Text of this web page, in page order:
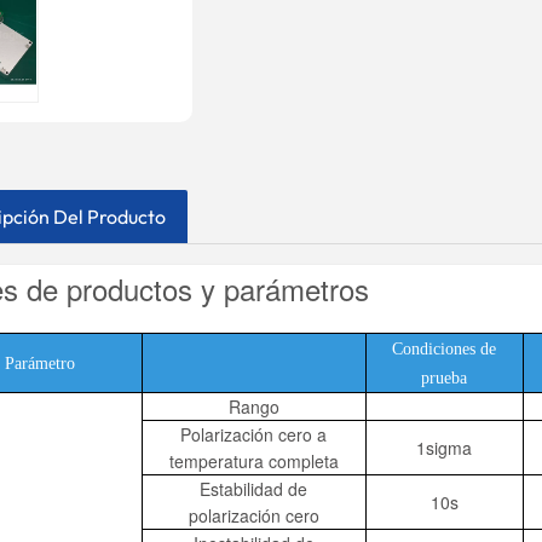
Del Producto
de productos y parámetros
Parámetro
Condiciones de
prueba
Rango
Polarización cero a
temperatura completa
1sigma
Estabilidad de
polarización cero
10s